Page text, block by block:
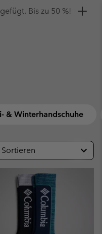
& Winterhandschuhe
Sortieren